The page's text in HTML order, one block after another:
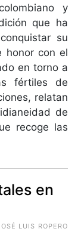
y
que ha
su
honor con el
en torno a
fértiles de
relatan
de
recoge las
en
LUIS ROPERO